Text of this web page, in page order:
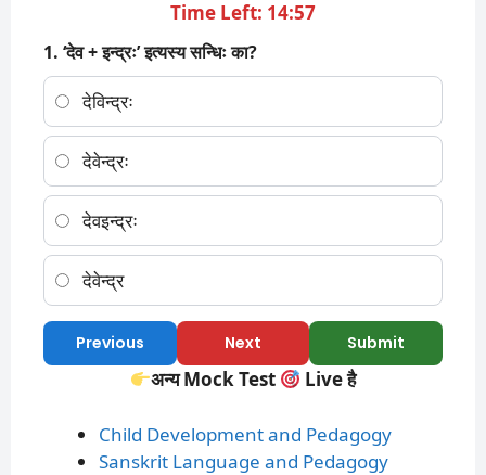
Time Left: 14:57
1. ‘देव + इन्द्रः’ इत्यस्य सन्धिः का?
देविन्द्रः
देवेन्द्रः
देवइन्द्रः
देवेन्द्र
Previous Next Submit
अन्य Mock Test Live है
Child Development and Pedagogy
Sanskrit Language and Pedagogy